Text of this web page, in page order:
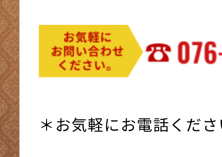
＊お気軽にお電話くだ